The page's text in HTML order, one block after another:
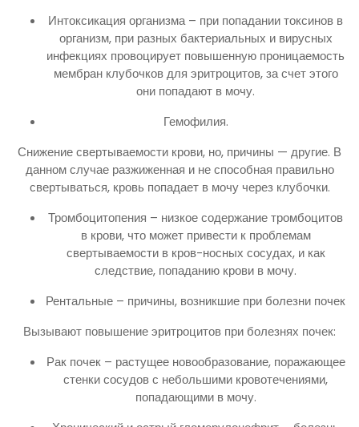
Интоксикация организма – при попадании токсинов в
организм, при разных бактериальных и вирусных
инфекциях провоцирует повышенную проницаемость
мембран клубочков для эритроцитов, за счет этого
они попадают в мочу.
Гемофилия.
Снижение свертываемости крови, но, причины — другие. В
данном случае разжиженная и не способная правильно
свертываться, кровь попадает в мочу через клубочки.
Тромбоцитопения – низкое содержание тромбоцитов
в крови, что может привести к проблемам
свертываемости в кров-носных сосудах, и как
следствие, попаданию крови в мочу.
Рентальные – причины, возникшие при болезни почек
Вызывают повышение эритроцитов при болезнях почек:
Рак почек – растущее новообразование, поражающее
стенки сосудов с небольшими кровотечениями,
попадающими в мочу.